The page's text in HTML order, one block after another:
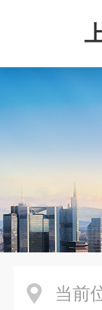
当前